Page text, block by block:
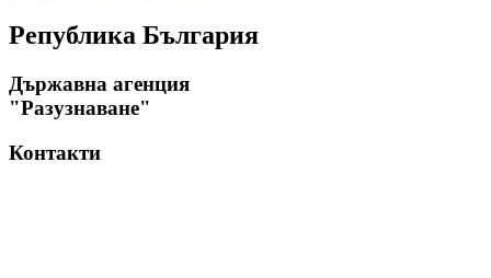
Република България
Държавна агенция
"Разузнаване"
Контакти